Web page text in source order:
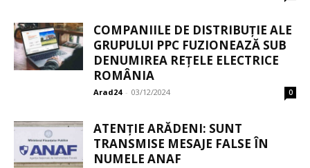
COMPANIILE DE DISTRIBUȚIE ALE
GRUPULUI PPC FUZIONEAZĂ SUB
DENUMIREA REȚELE ELECTRICE
ROMÂNIA
Arad24 - 03/12/2024 0
ATENȚIE ARĂDENI: SUNT
TRANSMISE MESAJE FALSE ÎN
NUMELE ANAF